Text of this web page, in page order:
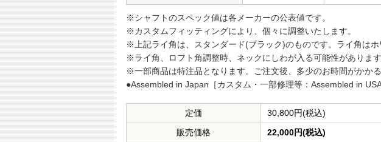
※シャフトのスペック値は各メーカーの公表値です。
※カスタムフィッティングにより、個々に調整いたします。
※上記ライ角は、スタンダード(ブラック)のものです。ライ角はホ
※ライ角、ロフト角調整時、ネックにしわが入る可能性があります
※一部商品は特注品となります。ご注文後、多少のお時間がかか
●Assembled in Japan［カスタム・一部修理等：Assembled in USA
定価
30,800円(税込)
販売価格
22,000円(税込)